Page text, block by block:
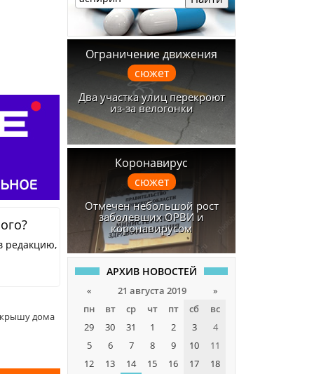
редакцию,
дома
Ограничение движения
сюжет
Два участка улиц перекроют
из-за велогонки
Коронавирус
сюжет
Отмечен небольшой рост
заболевших ОРВИ и
коронавирусом
АРХИВ НОВОСТЕЙ
« 21 августа 2019
»
пн
вт ср чт пт сб
вс
29
30 31 1 2 3
4
5
6 7 8 9 10
11
12
13 14 15 16 17
18